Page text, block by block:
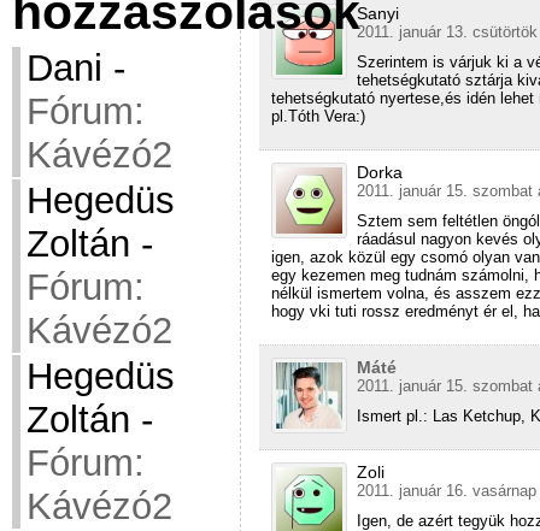
hozzászólások
Dani -
Fórum:
Kávézó2
Hegedüs
Zoltán -
Fórum:
Kávézó2
Hegedüs
Zoltán -
Fórum:
Kávézó2
Sanyi
2011. január 13.
Szerintem is várjuk ki a
tehetségkutató sztárja
tehetségkutató nyertese,és idén
pl.Tóth Vera:)
Dorka
2011. január 15. szombat
Sztem sem feltétlen
ráadásul nagyon kevés
igen, azok közül egy csomó olyan
egy kezemen meg tudnám számolni,
nélkül ismertem volna, és asszem
hogy vki tuti rossz eredményt ér el,
Máté
2011. január 15. szombat
Ismert pl.: Las Ketchup,
Zoli
2011. január 16.
Igen, de azért tegyük